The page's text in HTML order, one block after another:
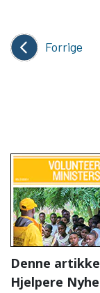
Forrige
Denne
Hjelpere